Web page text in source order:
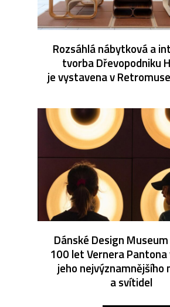
Rozsáhlá nábytková a
tvorba Dřevopodniku
je vystavena v
Dánské Design
100 let Vernera
jeho nejvýznamnějšího
a svítidel